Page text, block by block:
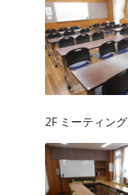
2F ミーティン